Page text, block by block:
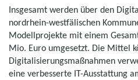
Insgesamt werden über den
nordrhein-westfälischen
Modellprojekte mit einem
Mio. Euro umgesetzt. Die Mittel
Digitalisierungsmaßnahmen
eine verbesserte IT-Ausstattung